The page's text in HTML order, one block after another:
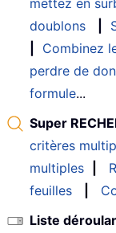
doublons
Combinez
perdre de
formule...
Super
critères
multiples
feuilles
Liste